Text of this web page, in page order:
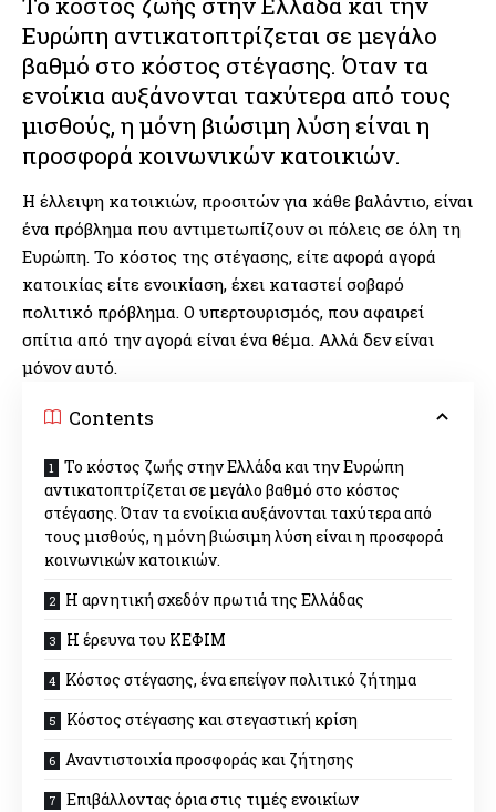
Ευρώπη αντικατοπτρίζεται σε μεγάλο
βαθμό στο κόστος στέγασης. Όταν τα
ενοίκια αυξάνονται ταχύτερα από τους
μισθούς, η μόνη βιώσιμη λύση είναι η
προσφορά κοινωνικών κατοικιών.
Η έλλειψη κατοικιών, προσιτών για κάθε βαλάντιο, είναι
ένα πρόβλημα που αντιμετωπίζουν οι πόλεις σε όλη τη
Ευρώπη. Το κόστος της στέγασης, είτε αφορά αγορά
κατοικίας είτε ενοικίαση, έχει καταστεί σοβαρό
πολιτικό πρόβλημα. Ο υπερτουρισμός, που αφαιρεί
σπίτια από την αγορά είναι ένα θέμα. Αλλά δεν είναι
μόνον αυτό.
Contents
Το κόστος ζωής στην Ελλάδα και την Ευρώπη
αντικατοπτρίζεται σε μεγάλο βαθμό στο κόστος
στέγασης. Όταν τα ενοίκια αυξάνονται ταχύτερα από
τους μισθούς, η μόνη βιώσιμη λύση είναι η προσφορά
κοινωνικών κατοικιών.
Η αρνητική σχεδόν πρωτιά της Ελλάδας
Η έρευνα του ΚΕΦΙΜ
Κόστος στέγασης, ένα επείγον πολιτικό ζήτημα
Κόστος στέγασης και στεγαστική κρίση
Αναντιστοιχία προσφοράς και ζήτησης
Επιβάλλοντας όρια στις τιμές ενοικίων